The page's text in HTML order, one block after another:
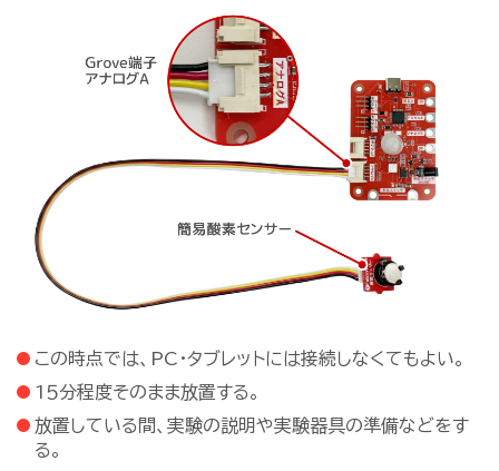
この時点では、PC・タブレットには接続しなくてもよい。
1５分程度そのまま放置する。
放置している間、実験の説明や実験器具の準備などをす
る。